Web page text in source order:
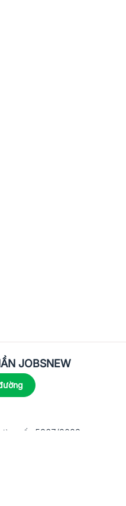
JOBSNEW
số:
5867/2023